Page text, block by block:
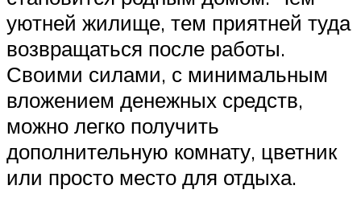
уютней жилище, тем приятней туда
возвращаться после работы.
Своими силами, с минимальным
вложением денежных средств,
можно легко получить
дополнительную комнату, цветник
или просто место для отдыха.